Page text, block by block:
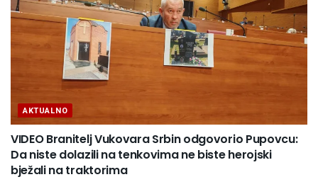
AKTUALNO
VIDEO Branitelj Vukovara Srbin odgovorio Pupovcu:
Da niste dolazili na tenkovima ne biste herojski
bježali na traktorima